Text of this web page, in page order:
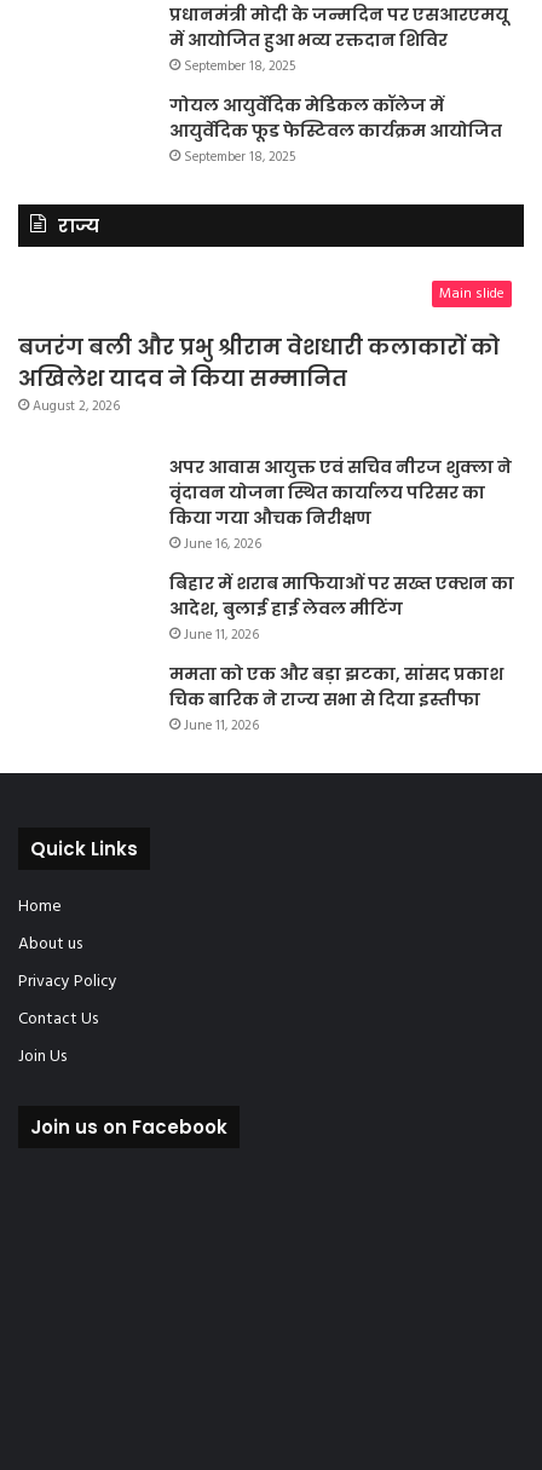
प्रधानमंत्री मोदी के जन्मदिन पर एसआरएमयू
में आयोजित हुआ भव्य रक्तदान शिविर
September 18, 2025
गोयल आयुर्वेदिक मेडिकल कॉलेज में
आयुर्वेदिक फूड फेस्टिवल कार्यक्रम आयोजित
September 18, 2025
राज्य
Main slide
बजरंग बली और प्रभु श्रीराम वेशधारी कलाकारों को
अखिलेश यादव ने किया सम्मानित
August 2, 2026
अपर आवास आयुक्त एवं सचिव नीरज शुक्ला ने
वृंदावन योजना स्थित कार्यालय परिसर का
किया गया औचक निरीक्षण
June 16, 2026
बिहार में शराब माफियाओं पर सख्त एक्शन का
आदेश, बुलाई हाई लेवल मीटिंग
June 11, 2026
ममता को एक और बड़ा झटका, सांसद प्रकाश
चिक बारिक ने राज्य सभा से दिया इस्तीफा
June 11, 2026
Quick Links
Home
About us
Privacy Policy
Contact Us
Join Us
Join us on Facebook